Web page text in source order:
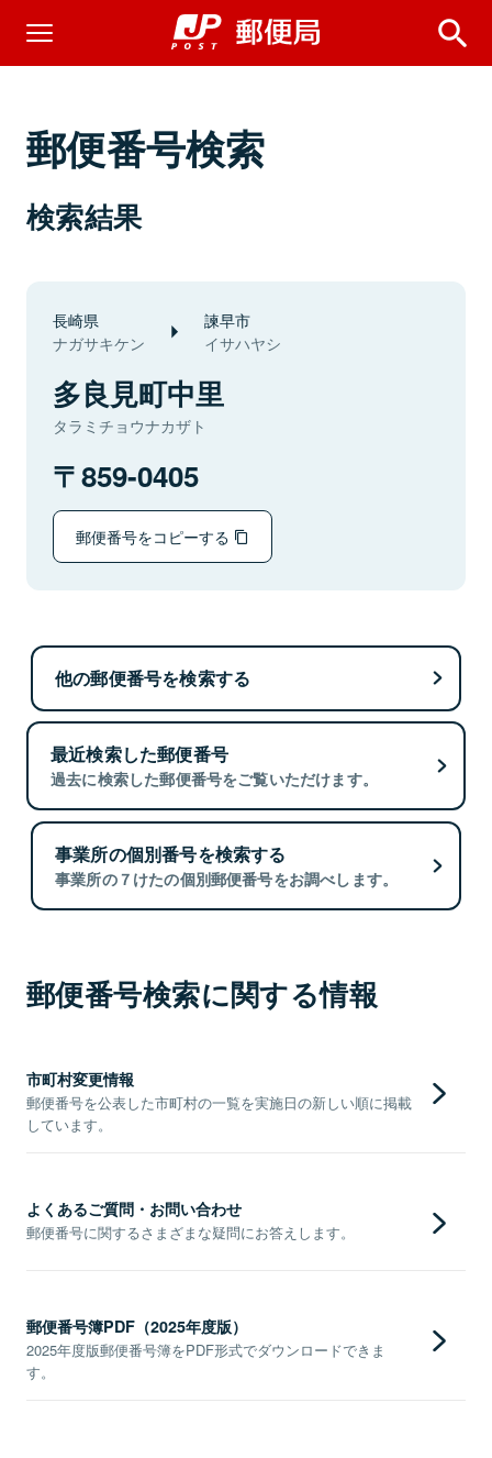
郵便番号検索
検索結果
長崎県
ナガサキケン
諫早市
イサハヤシ
多良見町中里
タラミチョウナカザト
859-0405
郵便番号をコピーする
他の郵便番号を検索する
最近検索した郵便番号
過去に検索した郵便番号をご覧いただけます。
事業所の個別番号を検索する
事業所の７けたの個別郵便番号をお調べします。
郵便番号検索に関する情報
市町村変更情報
郵便番号を公表した市町村の一覧を実施日の新しい順に掲載
しています。
よくあるご質問・お問い合わせ
郵便番号に関するさまざまな疑問にお答えします。
郵便番号簿PDF（2025年度版）
2025年度版郵便番号簿をPDF形式でダウンロードできま
す。